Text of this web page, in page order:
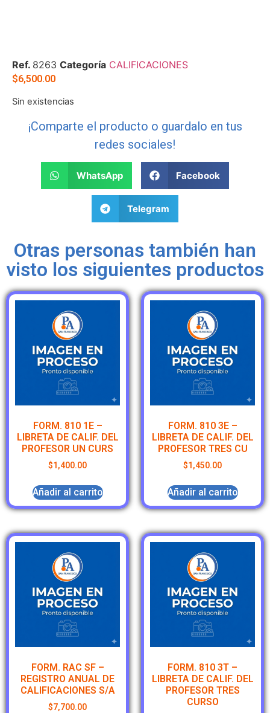
Ref. 8263 Categoría CALIFICACIONES
$6,500.00
Sin existencias
¡Comparte el producto o guardalo en tus
redes sociales!
WhatsApp Facebook
Telegram
Otras personas también han
visto los siguientes productos
FORM. 810 1E –
LIBRETA DE CALIF. DEL
PROFESOR UN CURS
$1,400.00
Añadir al carrito
FORM. 810 3E –
LIBRETA DE CALIF. DEL
PROFESOR TRES CU
$1,450.00
Añadir al carrito
FORM. RAC SF –
REGISTRO ANUAL DE
CALIFICACIONES S/A
$7,700.00
FORM. 810 3T –
LIBRETA DE CALIF. DEL
PROFESOR TRES
CURSO